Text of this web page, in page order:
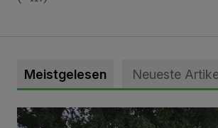
Meistgelesen Neueste
Pünktlich zum Schützenfest den Weg